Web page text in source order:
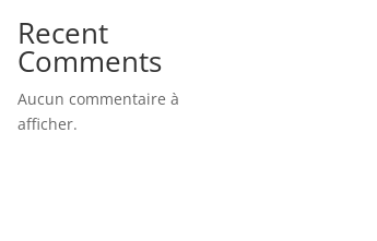
Recent
Comments
Aucun commentaire à
afficher.